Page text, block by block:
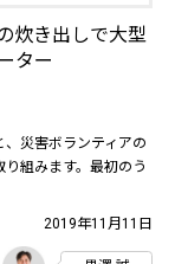
炊き出しで大型
ター
災害ボランティアの
組みます。最初のう
2019年11月11日